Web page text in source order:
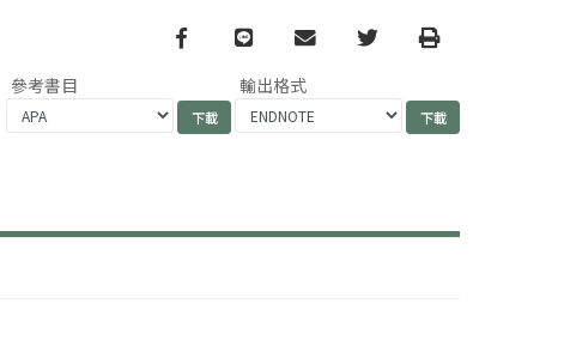
Facebook
line email TwitterPrint
參考書目 輸出格式